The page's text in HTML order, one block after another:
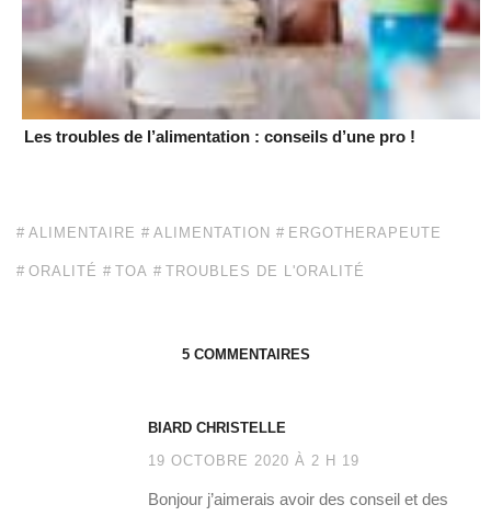
Les troubles de l’alimentation : conseils d’une pro !
ALIMENTAIRE ALIMENTATION ERGOTHERAPEUTE
ORALITÉ TOA TROUBLES DE L'ORALITÉ
5 COMMENTAIRES
BIARD CHRISTELLE
19 OCTOBRE 2020 À 2 H 19
Bonjour j’aimerais avoir des conseil et des